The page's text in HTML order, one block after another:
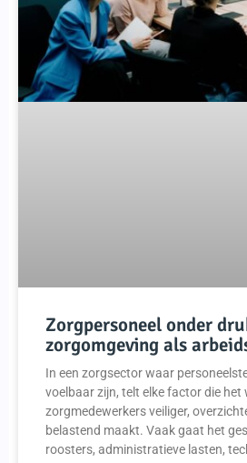
Zorgpersoneel onder
zorgomgeving als
In een zorgsector waar
voelbaar zijn, telt elke factor die het
zorgmedewerkers veiliger,
belastend maakt. Vaak gaat het
roosters, administratieve lasten,